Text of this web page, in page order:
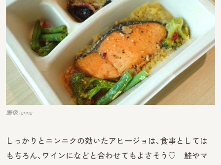
画像：anna
しっかりとニンニクの効いたアヒージョは、食事としては
もちろん、ワインになどと合わせてもよさそう♡ 鮭やマ